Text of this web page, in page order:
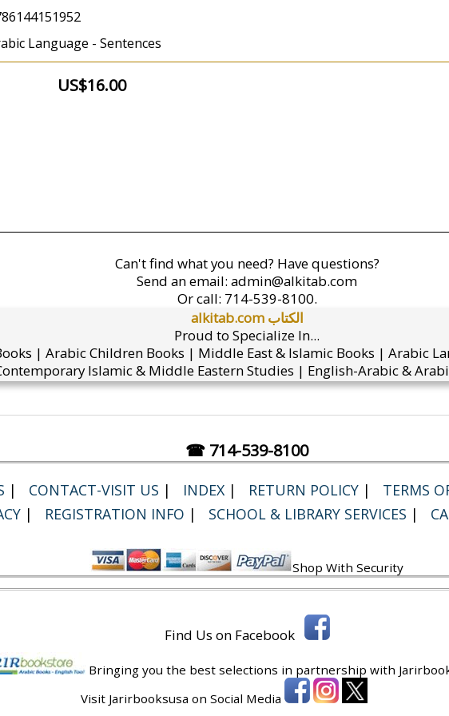
Language - Sentences
US$16.00
Can't find what you need? Have questions?
Send an email: admin@alkitab.com
Or call: 714-539-8100.
alkitab.com الكتاب
Proud to Specialize In...
| Arabic Children Books | Middle East & Islamic Books | Arabic
Islamic & Middle Eastern Studies | English-Arabic &
☎ 714-539-8100
| CONTACT-VISIT US | INDEX | RETURN POLICY |
TERMS
| REGISTRATION INFO | SCHOOL & LIBRARY SERVICES |
Shop With Security
Find Us on Facebook
Bringing you the best selections in partnership with
Visit Jarirbooksusa on Social Media